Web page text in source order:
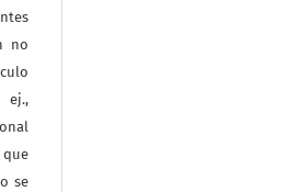
no
ej.,
se